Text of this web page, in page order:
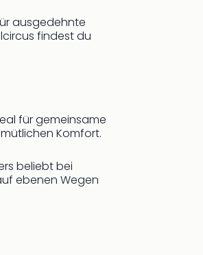
ausgedehnte
findest du
für gemeinsame
Komfort.
beliebt bei
ebenen Wegen